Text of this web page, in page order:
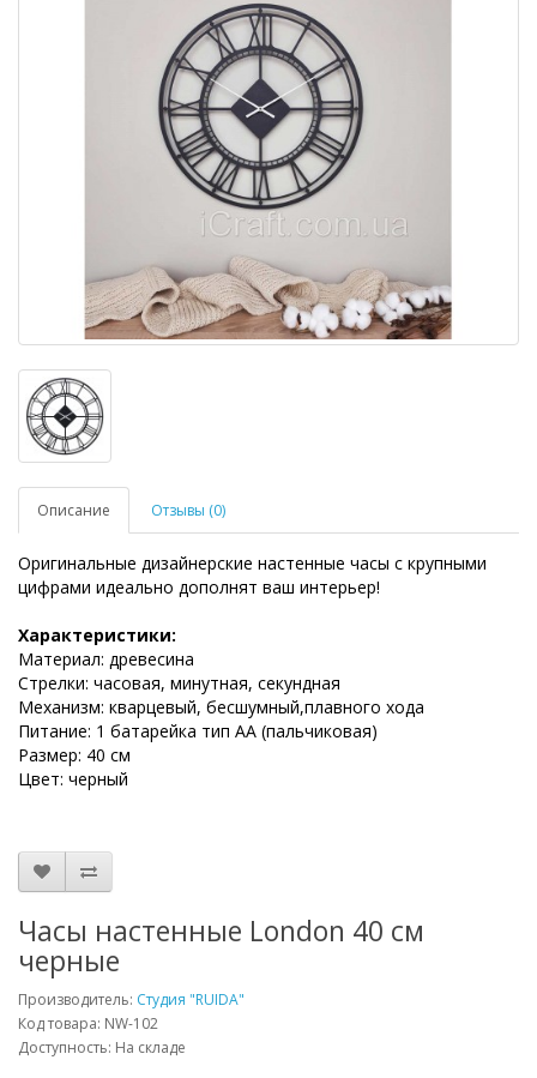
Описание Отзывы (0)
Оригинальные дизайнерские настенные часы с крупными
цифрами идеально дополнят ваш интерьер!
Характеристики:
Материал: древесина
Стрелки: часовая, минутная, секундная
Механизм: кварцевый, бесшумный,плавного хода
Питание: 1 батарейка тип АА (пальчиковая)
Размер: 40 см
Цвет: черный
Часы настенные London 40 см
черные
Производитель: Студия "RUIDA"
Код товара: NW-102
Доступность: На складе